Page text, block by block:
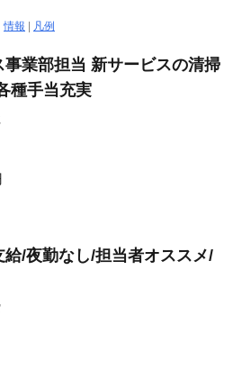
情報 凡例
業部担当 新サービスの清掃
種手当充実
/夜勤なし/担当者オススメ/